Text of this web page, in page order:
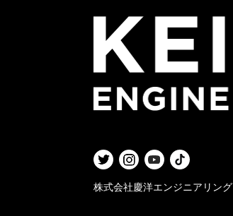
株式会社慶洋エンジニアリング